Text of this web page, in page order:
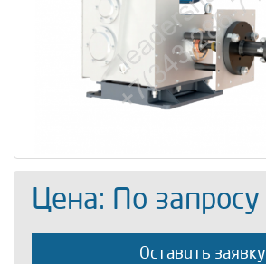
Цена: По запросу
Оставить заявку